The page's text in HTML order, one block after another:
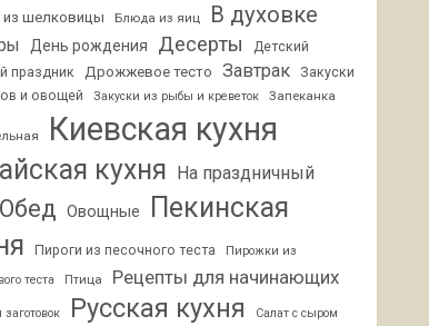
шелковицы Блюда из яиц В духовке
День рождения Десерты
Детский
праздник
Дрожжевое тесто Завтрак
Закуски
и овощей
Закуски из рыбы и креветок Запеканка
Киевская кухня
кухня На праздничный
Обед Овощные
Пекинская
Пироги из песочного теста
Пирожки из
теста
Птица Рецепты для начинающих
Русская кухня Салат с сыром